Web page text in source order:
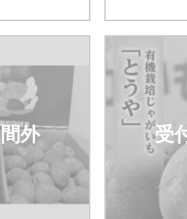
外 受